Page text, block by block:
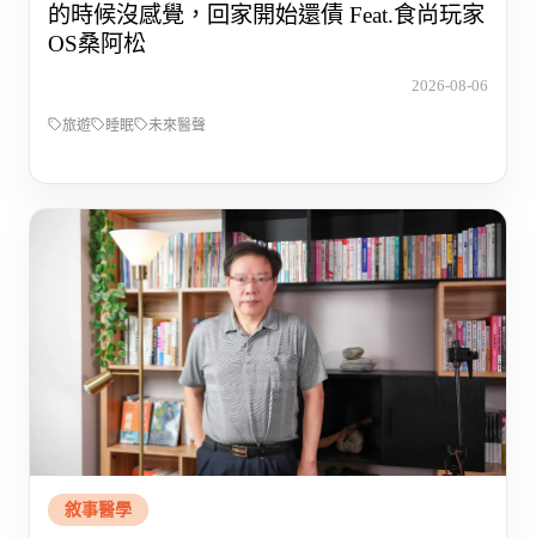
的時候沒感覺，回家開始還債 Feat.食尚玩家
OS桑阿松
2026-08-06
旅遊 睡眠 未來醫聲
敘事醫學